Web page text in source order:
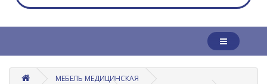
МЕБЕЛЬ МЕДИЦИНСКАЯ